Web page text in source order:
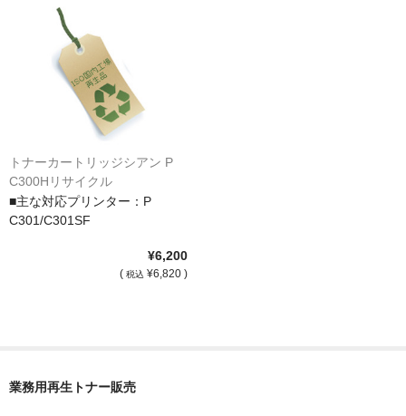
トナーカートリッジシアン P
C300Hリサイクル
■主な対応プリンター：P
C301/C301SF
¥6,200
( 税込 ¥6,820 )
業務用再生トナー販売